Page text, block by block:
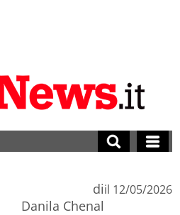
di
Danila Chenal
il 12/05/2026